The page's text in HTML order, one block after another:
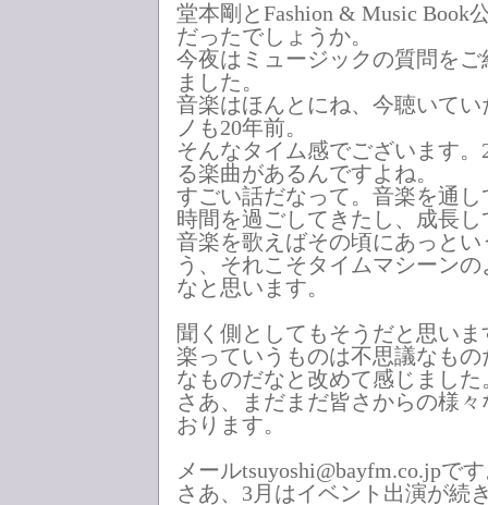
堂本剛とFashion & Music Book
だったでしょうか。
今夜はミュージックの質問を
ました。
音楽はほんとにね、今聴いて
ノも20年前。
そんなタイム感でございます
る楽曲があるんですよね。
すごい話だなって。音楽を通
時間を過ごしてきたし、成長
音楽を歌えばその頃にあっと
う、それこそタイムマシーン
なと思います。
聞く側としてもそうだと思い
楽っていうものは不思議なも
なものだなと改めて感じました
さあ、まだまだ皆さからの様
おります。
メールtsuyoshi@bayfm.co.jpで
さあ、3月はイベント出演が続